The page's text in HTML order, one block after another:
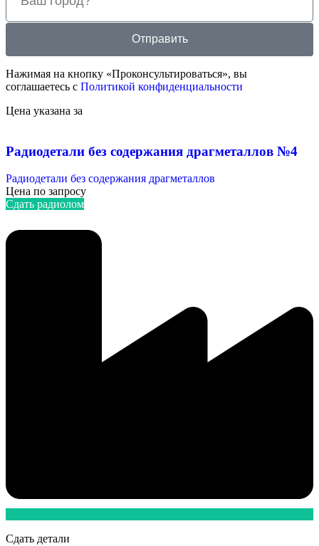
Отправить
Нажимая на кнопку «Проконсультироваться», вы
соглашаетесь с Политикой конфиденциальности
Цена указана за
Радиодетали без содержания драгметаллов №4
Радиодетали без содержания драгметаллов
Цена по запросу
Сдать радиолом
Сдать детали